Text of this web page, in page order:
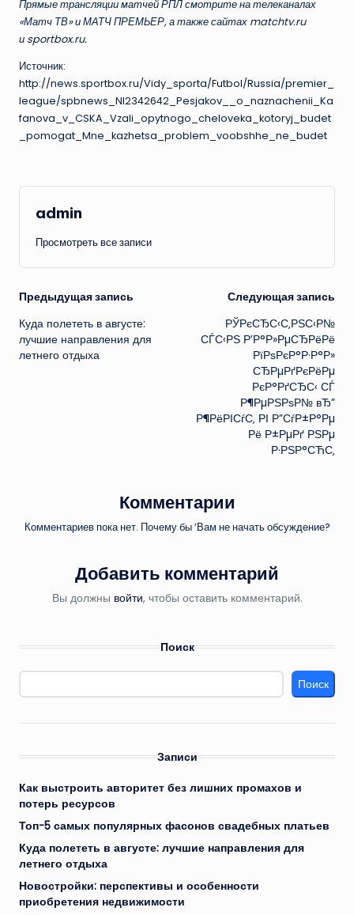
Прямые трансляции матчей РПЛ смотрите на телеканалах
«Матч ТВ» и МАТЧ ПРЕМЬЕР, а также сайтах matchtv.ru
и sportbox.ru.
Источник:
http://news.sportbox.ru/Vidy_sporta/Futbol/Russia/premier_
league/spbnews_NI2342642_Pesjakov__o_naznachenii_Ka
fanova_v_CSKA_Vzali_opytnogo_cheloveka_kotoryj_budet
_pomogat_Mne_kazhetsa_problem_voobshhe_ne_budet
admin
Просмотреть все записи
Навигация
записи
Предыдущая запись
Куда полететь в августе:
лучшие направления для
летнего отдыха
Следующая запись
РЎРєСЂС‹С‚РЅС‹Р№
СЃС‹РЅ Р’Р°Р»РµСЂРёРё
РїРѕРєР°Р·Р°Р»
СЂРµРґРєРёРµ
РєР°РґСЂС‹ СЃ
Р¶РµРЅРѕР№ вЂ”
Р¶РёРІСѓС‚ РІ Р”СѓР±Р°Рµ
Рё Р±РµРґ РЅРµ
Р·РЅР°СЋС‚
Комментарии
Комментариев пока нет. Почему бы ’Вам не начать обсуждение?
Добавить комментарий
Вы должны войти, чтобы оставить комментарий.
Поиск
Поиск
Записи
Как выстроить авторитет без лишних промахов и
потерь ресурсов
Топ-5 самых популярных фасонов свадебных платьев
Куда полететь в августе: лучшие направления для
летнего отдыха
Новостройки: перспективы и особенности
приобретения недвижимости